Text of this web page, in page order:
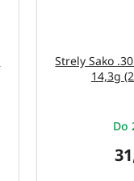
Strely Sako
14,3g
Do